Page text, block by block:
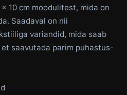
10 cm moodulitest, mida on
Saadaval on nii
variandid, mida saab
saavutada parim puhastus-